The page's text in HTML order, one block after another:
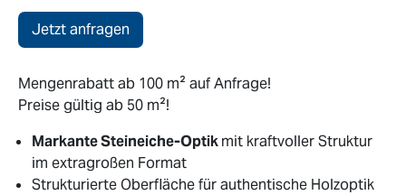
Jetzt anfragen
Mengenrabatt ab 100 m² auf Anfrage!
Preise gültig ab 50 m²!
Markante Steineiche-Optikmit kraftvoller Struktur
im extragroßen Format
Strukturierte Oberfläche für authentische Holzoptik